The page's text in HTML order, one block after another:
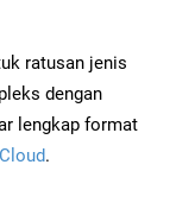
ratusan jenis
dengan
lengkap format
.